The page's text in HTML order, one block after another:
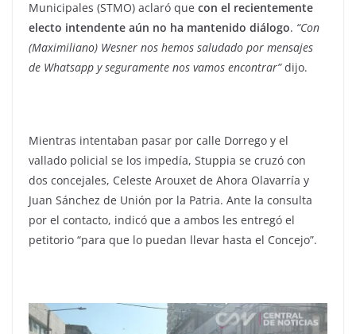
Municipales (STMO) aclaró que con el recientemente
electo intendente aún no ha mantenido diálogo. “Con
(Maximiliano) Wesner nos hemos saludado por mensajes
de Whatsapp y seguramente nos vamos encontrar”dijo.
Mientras intentaban pasar por calle Dorrego y el
vallado policial se los impedía, Stuppia se cruzó con
dos concejales, Celeste Arouxet de Ahora Olavarría y
Juan Sánchez de Unión por la Patria. Ante la consulta
por el contacto, indicó que a ambos les entregó el
petitorio “para que lo puedan llevar hasta el Concejo”.